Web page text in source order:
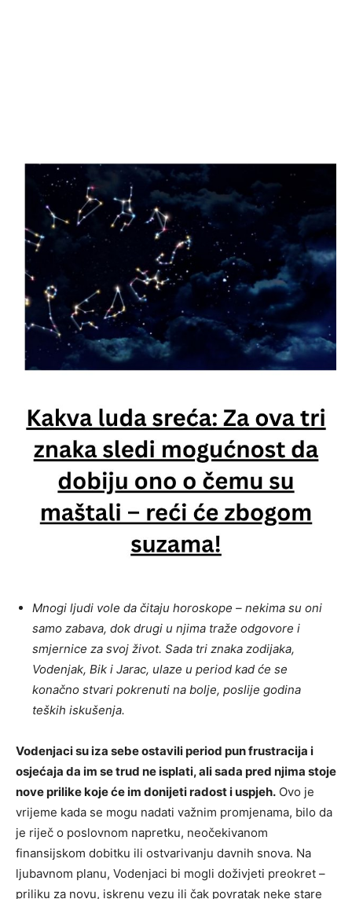
Mnogi ljudi vole da čitaju horoskope – nekima su oni
samo zabava, dok drugi u njima traže odgovore i
smjernice za svoj život. Sada tri znaka zodijaka,
Vodenjak, Bik i Jarac, ulaze u period kad će se
konačno stvari pokrenuti na bolje, poslije godina
teških iskušenja.
Vodenjaci su iza sebe ostavili period pun frustracija i
osjećaja da im se trud ne isplati, ali sada pred njima stoje
nove prilike koje će im donijeti radost i uspjeh. Ovo je
vrijeme kada se mogu nadati važnim promjenama, bilo da
je riječ o poslovnom napretku, neočekivanom
finansijskom dobitku ili ostvarivanju davnih snova. Na
ljubavnom planu, Vodenjaci bi mogli doživjeti preokret –
priliku za novu, iskrenu vezu ili čak povratak neke stare